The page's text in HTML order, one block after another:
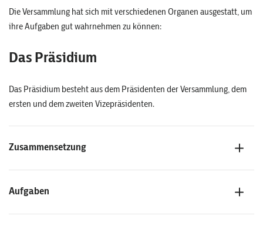
Die Versammlung hat sich mit verschiedenen Organen ausgestatt, um
ihre Aufgaben gut wahrnehmen zu können:
Das Präsidium
Das Präsidium besteht aus dem Präsidenten der Versammlung, dem
ersten und dem zweiten Vizepräsidenten.
Zusammensetzung
Aufgaben